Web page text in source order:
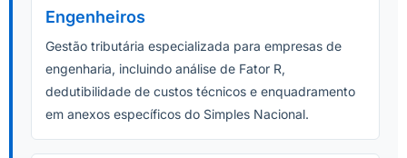
Engenheiros
Gestão tributária especializada para empresas de
engenharia, incluindo análise de Fator R,
dedutibilidade de custos técnicos e enquadramento
em anexos específicos do Simples Nacional.